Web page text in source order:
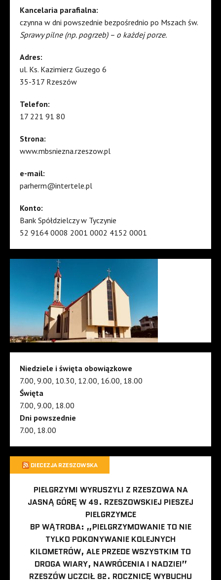
Kancelaria parafialna:
czynna w dni powszednie bezpośrednio po Mszach św.
Sprawy pilne (np. pogrzeb) – o każdej porze.
Adres:
ul. Ks. Kazimierz Guzego 6
35-317 Rzeszów
Telefon:
17 221 91 80
Strona:
www.mbsniezna.rzeszow.pl
e-mail:
parherm@intertele.pl
Konto:
Bank Spółdzielczy w Tyczynie
52 9164 0008 2001 0002 4152 0001
Niedziele i święta obowiązkowe
7.00, 9.00, 10.30, 12.00, 16.00, 18.00
Święta
7.00, 9.00, 18.00
Dni powszednie
7.00, 18.00
DIECEZJA RZESZOWSKA
PIELGRZYMI WYRUSZYLI Z RZESZOWA NA
JASNĄ GÓRĘ W 49. RZESZOWSKIEJ PIESZEJ
PIELGRZYMCE
BP WĄTROBA: „PIELGRZYMOWANIE TO NIE
TYLKO POKONYWANIE KOLEJNYCH
KILOMETRÓW, ALE PRZEDE WSZYSTKIM TO
DROGA WIARY, NAWRÓCENIA I NADZIEI”
RZESZÓW UCZCIŁ 82. ROCZNICĘ WYBUCHU